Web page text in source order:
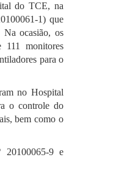
do TCE, na
1) que
Na ocasião, os
monitores
para o
no Hospital
o controle do
bem como o
20100065-9 e